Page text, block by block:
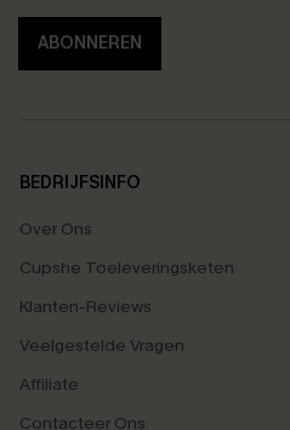
ABONNEREN
BEDRIJFSINFO
Over Ons
Cupshe Toeleveringsketen
Klanten-Reviews
Veelgestelde Vragen
Affiliate
Contacteer Ons